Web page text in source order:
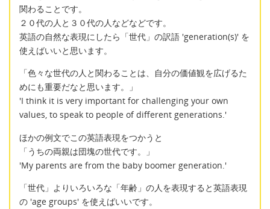
関わることです。
２０代の人と３０代の人などなどです。
英語の自然な表現にしたら「世代」の訳語 'generation(s)' を
使えばいいと思います。
「色々な世代の人と関わることは、自分の価値観を広げるた
めにも重要だなと思います。」
'I think it is very important for challenging your own
values, to speak to people of different generations.'
ほかの例文でこの英語表現をつかうと
「うちの両親は団塊の世代です。」
'My parents are from the baby boomer generation.'
「世代」よりいろいろな「年齢」の人を表現すると英語表現
の 'age groups' を使えばいいです。